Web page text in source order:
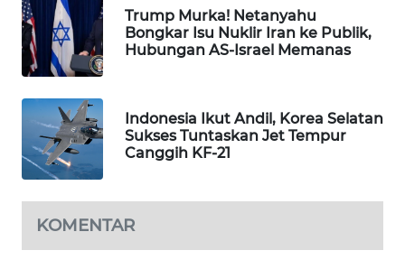
Trump Murka! Netanyahu
Bongkar Isu Nuklir Iran ke Publik,
Hubungan AS-Israel Memanas
Indonesia Ikut Andil, Korea Selatan
Sukses Tuntaskan Jet Tempur
Canggih KF-21
KOMENTAR
WAHANA
SPORT
WAHANA
UMKM
WAHANA
SELEB
WAHANA